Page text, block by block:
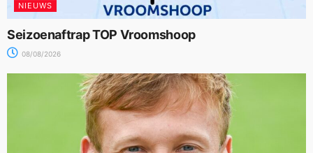
NIEUWS
Seizoenaftrap TOP Vroomshoop
08/08/2026